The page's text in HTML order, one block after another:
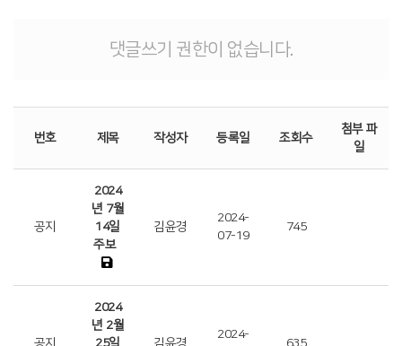
댓글쓰기 권한이 없습니다.
번호 제목 작성자 등록일 조회수
첨부 파
일
공지
2024
년 7월
14일
주보
김윤경
2024-
07-19
745
2024
년 2월
2024-